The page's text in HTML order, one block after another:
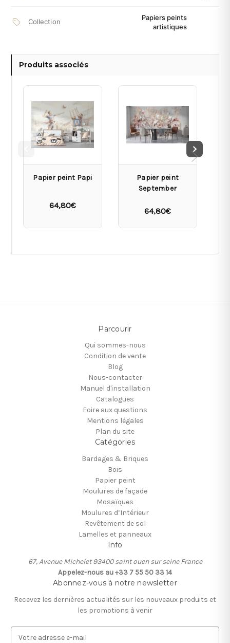
Collection
Papiers peints
artistiques
Produits associés
Papier peint Papi
64,80€
Papier peint
September
64,80€
Parcourir
Qui sommes-nous
Condition de vente
Blog
Nous-contacter
Manuel d'installation
Catalogues
Foire aux questions
Mentions légales
Plan du site
Catégories
Bardages & Briques
Bois
Papier peint
Moulures de façade
Mosaïques
Moulures d’Intérieur
Revêtement de sol
Lamelles et panneaux
Info
67, Avenue Michelet 93400 saint ouen sur seine France
Appelez-nous au +33 7 55 50 33 14
Abonnez-vous à notre newsletter
Recevez les dernières actualités sur les nouveaux produits et
les promotions à venir